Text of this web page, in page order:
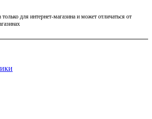
только для интернет-магазина и может отличаться от